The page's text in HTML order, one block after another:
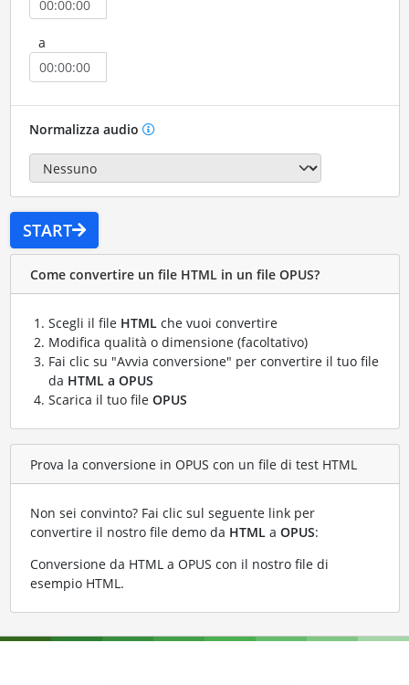
a
Normalizza audio
START
Come convertire un file HTML in un file OPUS?
Scegli il file HTMLche vuoi convertire
Modifica qualità o dimensione (facoltativo)
Fai clic su "Avvia conversione" per convertire il tuo file
da HTML a OPUS
Scarica il tuo file OPUS
Prova la conversione in OPUS con un file di test HTML
Non sei convinto? Fai clic sul seguente link per
convertire il nostro file demo da HTMLa OPUS:
Conversione da HTML a OPUS con il nostro file di
esempio HTML.